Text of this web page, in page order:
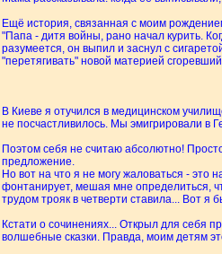
Ещё история, связанная с моим
"Папа - дитя войны, рано начал курить.
разумеется, он выпил и заснул с
"перетягивать" новой материей сгоревший
В Киеве я отучился в медицинском
не посчастливилось. Мы эмигрировали в
Поэтом себя не считаю абсолютно!
предложение.
Но вот на что я не могу жаловаться - это
фонтанирует, мешая мне определиться,
трудом трояк в четверти ставила... Вот я
Кстати о сочинениях... Открыл для себя
волшебные сказки. Правда, моим детям